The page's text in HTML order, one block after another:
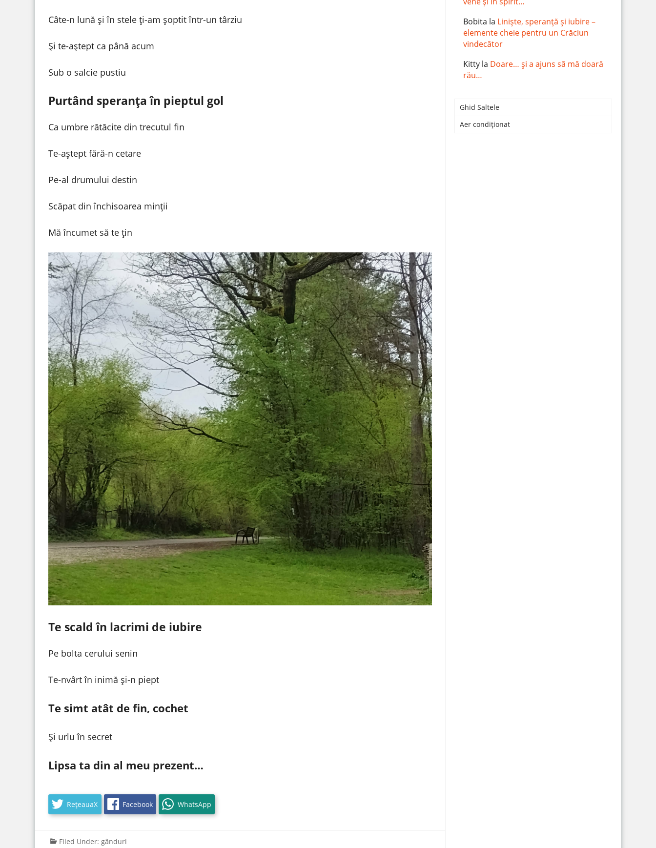
Câte-n lună și în stele ți-am șoptit într-un târziu
Și te-aștept ca până acum
Sub o salcie pustiu
Purtând speranța în pieptul gol
Ca umbre rătăcite din trecutul fin
Te-aștept fără-n cetare
Pe-al drumului destin
Scăpat din închisoarea minții
Mă încumet să te țin
Te scald în lacrimi de iubire
Pe bolta cerului senin
Te-nvârt în inimă și-n piept
Te simt atât de fin, cochet
Și urlu în secret
Lipsa ta din al meu prezent…
RețeauaX Facebook WhatsApp
Filed Under: gânduri
Bobita la Liniște, speranță și iubire –
elemente cheie pentru un Crăciun
vindecător
Kitty la Doare… și a ajuns să mă doară
rău…
Ghid Saltele
Aer condiționat